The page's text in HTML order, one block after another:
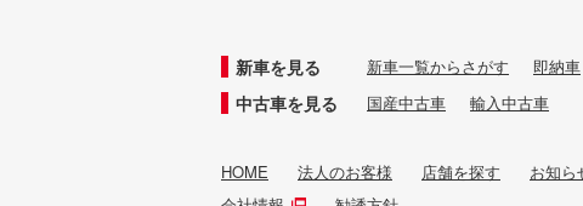
新車を見る 新車一覧からさがす 即納車
中古車を見る 国産中古車 輸入中古車
HOME 法人のお客様 店舗を探す お知ら